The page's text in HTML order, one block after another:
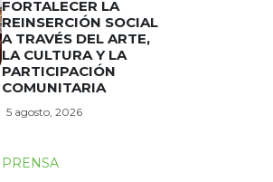
FORTALECER LA
REINSERCIÓN SOCIAL
A TRAVÉS DEL ARTE,
LA CULTURA Y LA
PARTICIPACIÓN
COMUNITARIA
5 agosto, 2026
PRENSA